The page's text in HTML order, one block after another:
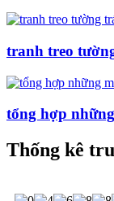
tranh treo
tổng hợp
Thống kê